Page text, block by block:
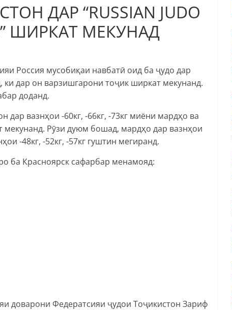
ДАР “RUSSIAN JUDO
ШИРКАТ МЕКУНАД
Россия мусобиқаи навбатӣ оид ба ҷудо дар
дар он варзишгарони тоҷик ширкат мекунанд.
доданд.
вазнҳои -60кг, -66кг, -73кг миёни мардҳо ва
мекунанд. Рӯзи дуюм бошад, мардҳо дар вазнҳои
-48кг, -52кг, -57кг гуштин мегиранд.
ба Красноярск сафарбар менамояд:
доварони Федератсияи ҷудои Тоҷикистон Зариф